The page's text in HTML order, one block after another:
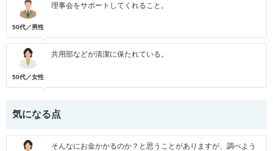
50代／男性
理事会をサポートしてくれること。
50代／女性
共用部などが清潔に保たれている。
気になる点
そんなにお金かかるのか？と思うことがありますが、調べよう